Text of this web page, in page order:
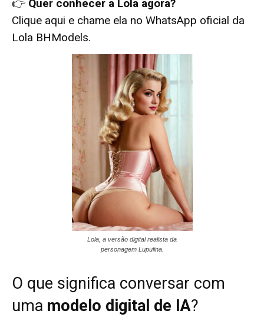
👉 Quer conhecer a Lola agora?
Clique aqui e chame ela no WhatsApp oficial da
Lola BHModels.
Lola, a versão digital realista da
personagem Lupulina.
O que significa conversar com
uma modelo digital de IA?